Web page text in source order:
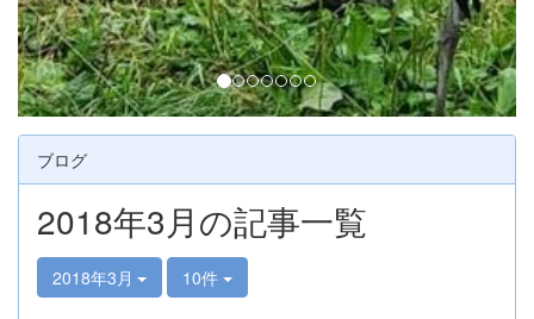
ブログ
2018年3月の記事一覧
2018年3月 10件